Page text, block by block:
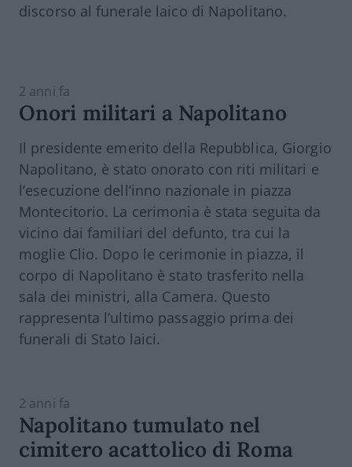
discorso al funerale laico di Napolitano.
2 anni fa
Onori militari a Napolitano
Il presidente emerito della Repubblica, Giorgio
Napolitano, è stato onorato con riti militari e
l’esecuzione dell’inno nazionale in piazza
Montecitorio. La cerimonia è stata seguita da
vicino dai familiari del defunto, tra cui la
moglie Clio. Dopo le cerimonie in piazza, il
corpo di Napolitano è stato trasferito nella
sala dei ministri, alla Camera. Questo
rappresenta l’ultimo passaggio prima dei
funerali di Stato laici.
2 anni fa
Napolitano tumulato nel
cimitero acattolico di Roma